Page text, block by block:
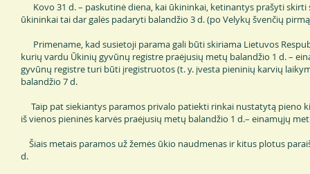
Kovo 31 d. – paskutinė diena, kai ūkininkai, ketinantys prašyti skirti
ūkininkai tai dar galės padaryti balandžio 3 d. (po Velykų švenčių
Primename, kad susietoji parama gali būti skiriama Lietuvos
kurių vardu Ūkinių gyvūnų registre praėjusių metų balandžio 1 d. –
gyvūnų registre turi būti įregistruotos (t. y. įvesta pieninių karvių
balandžio 7 d.
Taip pat siekiantys paramos privalo patiekti rinkai nustatytą pieno
iš vienos pieninės karvės praėjusių metų balandžio 1 d.– einamųjų
Šiais metais paramos už žemės ūkio naudmenas ir kitus plotus
d.